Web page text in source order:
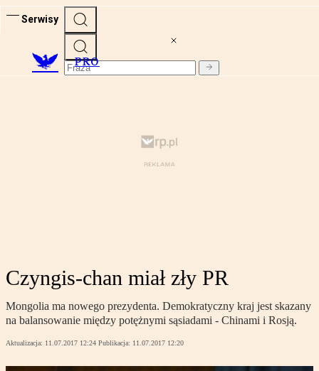
Serwisy
PRO
Czyngis-chan miał zły PR
Mongolia ma nowego prezydenta. Demokratyczny kraj jest skazany
na balansowanie między potężnymi sąsiadami - Chinami i Rosją.
Aktualizacja: 11.07.2017 12:24 Publikacja: 11.07.2017 12:20